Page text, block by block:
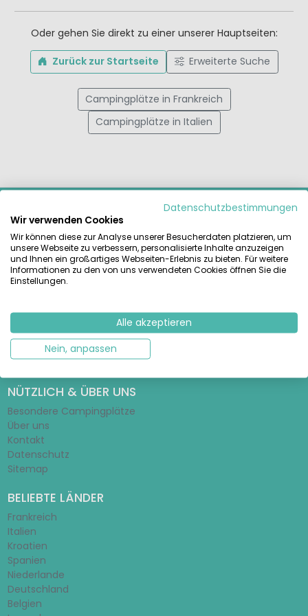
Oder gehen Sie direkt zu einer unserer Hauptseiten:
Zurück zur Startseite Erweiterte Suche
Campingplätze in Frankreich
Campingplätze in Italien
Mietzelten, Mobilheimen und Glamping-Unterkünften auf
den schönsten Campingplätzen Europas. Zuverlässig direkt
beim Anbieter buchen.
Zelt-Ratgeber
Mobilheim-Ratgeber
Schulferien 2026/2027
NÜTZLICH & ÜBER UNS
Besondere Campingplätze
Über uns
Kontakt
Datenschutz
Sitemap
BELIEBTE LÄNDER
Frankreich
Italien
Kroatien
Spanien
Niederlande
Deutschland
Belgien
Datenschutzbestimmungen
Wir verwenden Cookies
Wir können diese zur Analyse unserer Besucherdaten platzieren, um
unsere Webseite zu verbessern, personalisierte Inhalte anzuzeigen
und Ihnen ein großartiges Webseiten-Erlebnis zu bieten. Für weitere
Informationen zu den von uns verwendeten Cookies öffnen Sie die
Einstellungen.
Alle akzeptieren
Nein, anpassen